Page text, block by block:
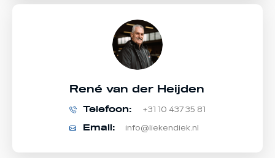
René van der Heijden
Telefoon: +31 10 437 35 81
Email: info@liekendiek.nl